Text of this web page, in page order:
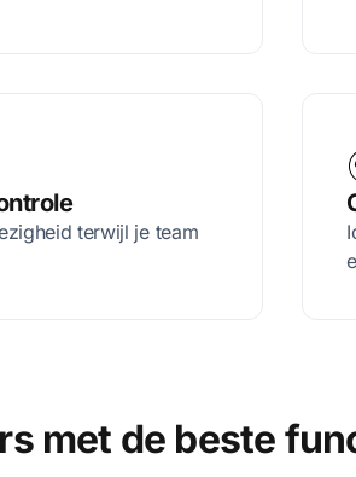
terwijl je team
met de beste